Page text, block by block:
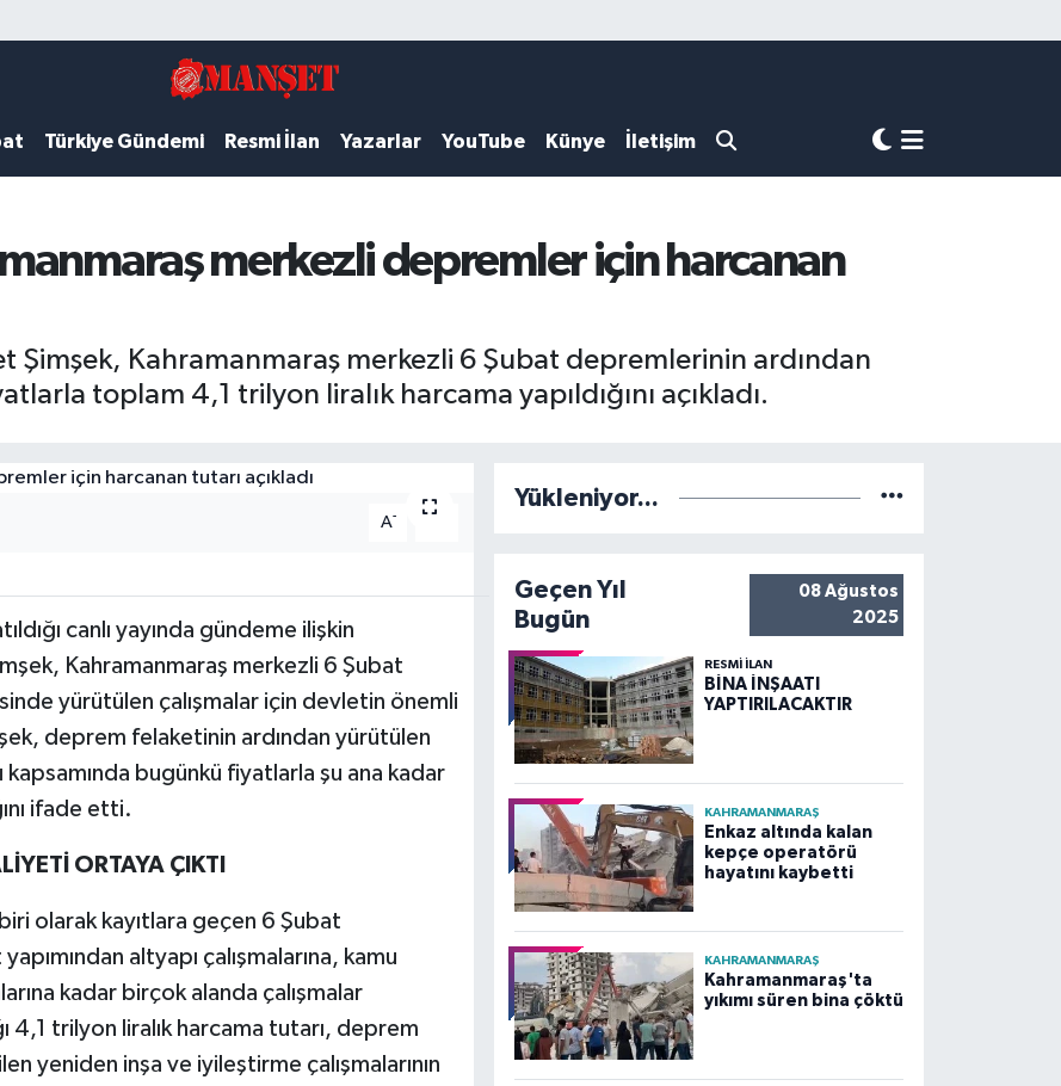
Türkiye Gündemi Resmi İlan Yazarlar YouTube Künye İletişim
merkezli depremler için harcanan
Şimşek, Kahramanmaraş merkezli 6 Şubat depremlerinin ardından
toplam 4,1 trilyon liralık harcama yapıldığını açıkladı.
A-
canlı yayında gündeme ilişkin
Kahramanmaraş merkezli 6 Şubat
yürütülen çalışmalar için devletin önemli
deprem felaketinin ardından yürütülen
bugünkü fiyatlarla şu ana kadar
ifade etti.
ORTAYA ÇIKTI
olarak kayıtlara geçen 6 Şubat
altyapı çalışmalarına, kamu
kadar birçok alanda çalışmalar
4,1 trilyon liralık harcama tutarı, deprem
yeniden inşa ve iyileştirme çalışmalarının
Yükleniyor...
Geçen Yıl
Bugün
08 Ağustos
2025
RESMİ İLAN
BİNA İNŞAATI
YAPTIRILACAKTIR
KAHRAMANMARAŞ
Enkaz altında kalan
kepçe operatörü
hayatını kaybetti
KAHRAMANMARAŞ
Kahramanmaraş'ta
yıkımı süren bina çöktü